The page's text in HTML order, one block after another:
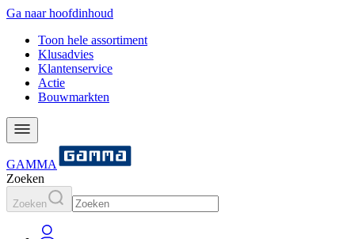
Ga naar hoofdinhoud
Toon hele assortiment
Klusadvies
Klantenservice
Actie
Bouwmarkten
GAMMA
Zoeken
Zoeken